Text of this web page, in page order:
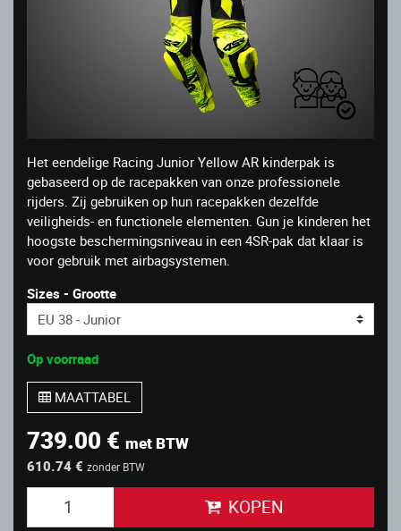
Het eendelige Racing Junior Yellow AR kinderpak is
gebaseerd op de racepakken van onze professionele
rijders. Zij gebruiken op hun racepakken dezelfde
veiligheids- en functionele elementen. Gun je kinderen het
hoogste beschermingsniveau in een 4SR-pak dat klaar is
voor gebruik met airbagsystemen.
Sizes - Grootte
Op voorraad
MAATTABEL
739.00 € met BTW
610.74 € zonder BTW
KOPEN